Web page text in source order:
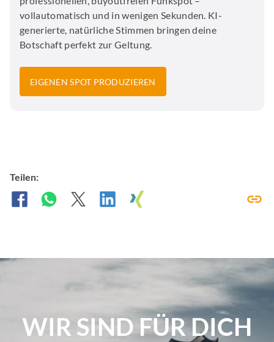
vollautomatisch und in wenigen Sekunden. KI-
generierte, natürliche Stimmen bringen deine
Botschaft perfekt zur Geltung.
EIGENEN SPOT PRODUZIEREN
Teilen:
WIR SIND FÜR DICH